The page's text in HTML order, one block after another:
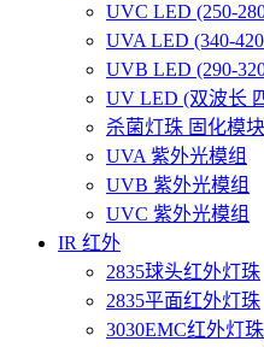
UVC LED (250-
UVA LED (340-
UVB LED (290-
UV LED (双波长
杀菌灯珠 固化模块
UVA 紫外光模组
UVB 紫外光模组
UVC 紫外光模组
IR 红外
2835球头红外灯珠
2835平面红外灯珠
3030EMC红外灯珠